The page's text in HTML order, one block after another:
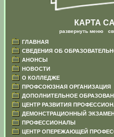
КАРТА
развернуть меню
ГЛАВНАЯ
СВЕДЕНИЯ ОБ
АНОНСЫ
НОВОСТИ
О КОЛЛЕДЖЕ
ПРОФСОЮЗНАЯ ОРГАНИЗАЦИЯ
ДОПОЛНИТЕЛЬНОЕ
ЦЕНТР РАЗВИТИЯ
ДЕМОНСТРАЦИОННЫЙ
ПРОФЕССИОНАЛЫ
ЦЕНТР ОПЕРЕЖАЮЩЕЙ